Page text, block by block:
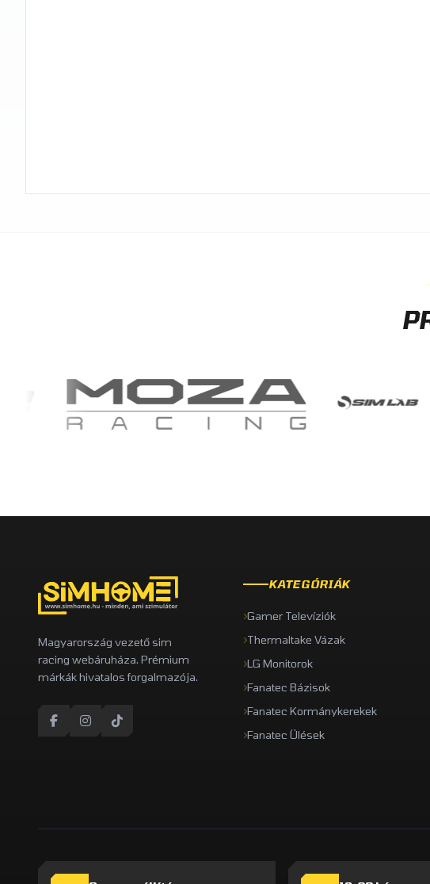
Magyarország vezető sim
racing webáruháza. Prémium
márkák hivatalos forgalmazója.
KATEGÓRIÁK
Gamer Televíziók
Thermaltake Vázak
LG Monitorok
Fanatec Bázisok
Fanatec Kormánykerekek
Fanatec Ülések